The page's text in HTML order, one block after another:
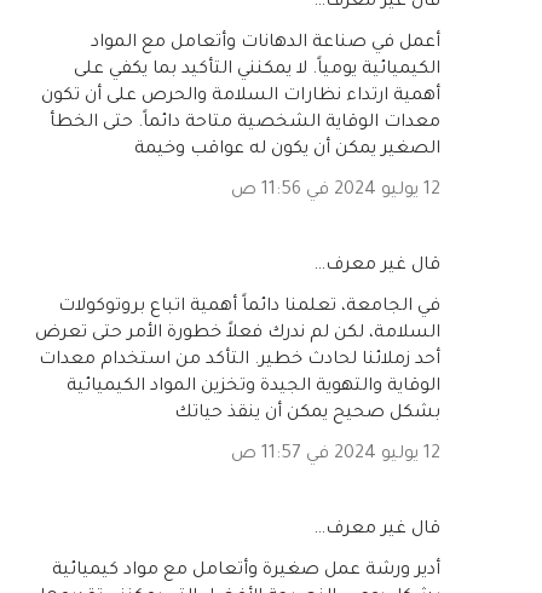
أعمل في صناعة الدهانات وأتعامل مع المواد
الكيميائية يومياً. لا يمكنني التأكيد بما يكفي على
أهمية ارتداء نظارات السلامة والحرص على أن تكون
معدات الوقاية الشخصية متاحة دائماً. حتى الخطأ
الصغير يمكن أن يكون له عواقب وخيمة
12 يوليو 2024 في 11:56 ص
‏قال غير معرف…
في الجامعة، تعلمنا دائماً أهمية اتباع بروتوكولات
السلامة، لكن لم ندرك فعلاً خطورة الأمر حتى تعرض
أحد زملائنا لحادث خطير. التأكد من استخدام معدات
الوقاية والتهوية الجيدة وتخزين المواد الكيميائية
بشكل صحيح يمكن أن ينقذ حياتك
12 يوليو 2024 في 11:57 ص
‏قال غير معرف…
أدير ورشة عمل صغيرة وأتعامل مع مواد كيميائية